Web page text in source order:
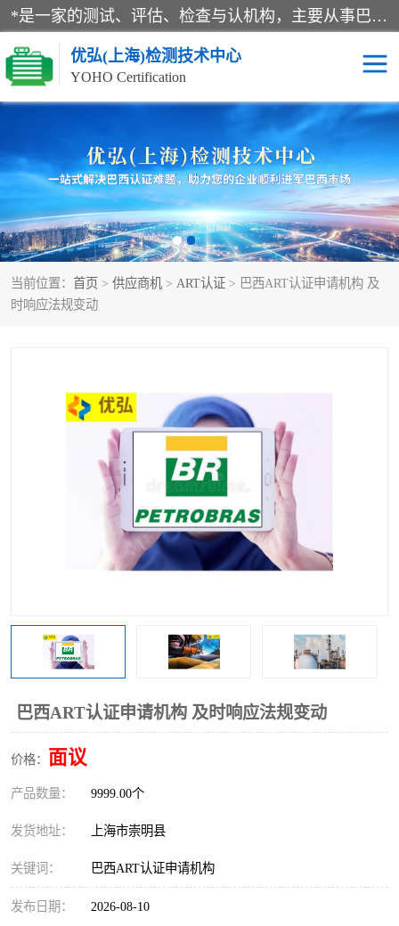
*是一家的测试、评估、检查与认机构，主要从事巴西NR10认证、NR12认证、NR13认证；ANATEL认证、INMTRO认证，欧盟CE认证：MD认证，PED认证，MID认证，ATEX认证，德国蓝色天使认证。
优弘(上海)检测技术中心
YOHO Certification
当前位置： 首页 > 供应商机 > ART认证 > 巴西ART认证申请机构 及
时响应法规变动
巴西ART认证申请机构 及时响应法规变动
价格： 面议
产品数量： 9999.00个
发货地址： 上海市崇明县
关键词： 巴西ART认证申请机构
发布日期： 2026-08-10
RECYCLASS认证 NR10认证
NR12认证 NR13认证
ART认证 巴西NR认证
巴西认证 RETIE认证